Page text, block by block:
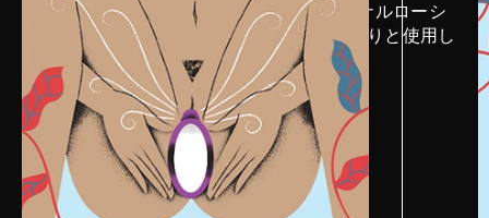
スムーズな使用のため、LELOパーソナルローシ
ョンを身体とデバイスの両方にたっぷりと使用し
ます。